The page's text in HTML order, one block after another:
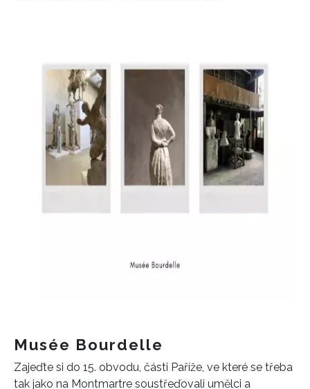
Musée Bourdelle
Zajeďte si do 15. obvodu, části Paříže, ve které se třeba
tak jako na Montmartre soustřeďovali umělci a